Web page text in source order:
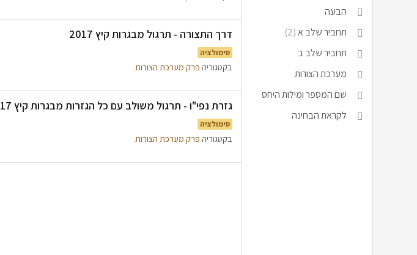
הבעה
תחביר שלב א(2)
תחביר שלב ב
מערכת הצורות
שם המספר ומילות היחס
לקראת הבחינה
דרך התצורה - תרגול מבגרות קיץ 2017
סימולציה
בקטגוריה פרק מערכת הצורות
גזרת נפי"ו - תרגול משולב עם כל הגזרות מבגרות קיץ 2017
סימולציה
בקטגוריה פרק מערכת הצורות